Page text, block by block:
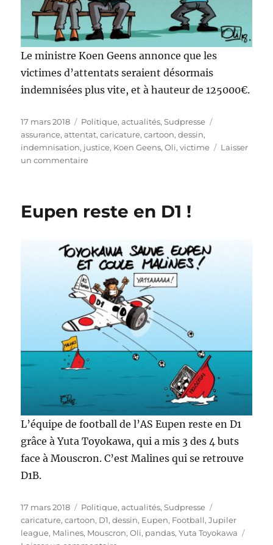
Le ministre Koen Geens annonce que les
victimes d’attentats seraient désormais
indemnisées plus vite, et à hauteur de 125000€.
Publié
le
17 mars 2018 Catégories
Politique, actualités,Sudpresse
assurance,attentat,caricature,cartoon,dessin,
indemnisation, justice, Koen Geens,Oli,victime
Laisser
un commentairesur
d’attentats
Eupen reste en D1 !
L’équipe de football de l’AS Eupen reste en D1
grâce àYuta Toyokawa, qui a mis 3 des 4 buts
face à Mouscron. C’est Malines qui se retrouve
D1B.
Publié
le
17 mars 2018 Catégories
Politique, actualités,Sudpresse
caricature,cartoon, D1,dessin, Eupen, Football,Jupiler
league, Malines, Mouscron,Oli, pandas,Yuta Toyokawa